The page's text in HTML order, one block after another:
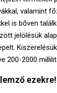
valamint
is bőven
jelölésük
200-2000
ezekre!